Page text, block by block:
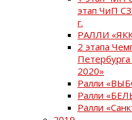
этап ЧиП
г.
РАЛЛИ
2 этапа
2020»
Ралли
Ралли
Ралли